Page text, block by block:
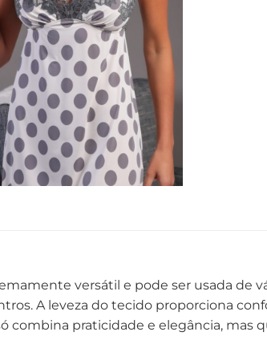
O cupom é
versátil e pode ser usada de
A leveza do tecido proporciona
combina praticidade e elegância, mas